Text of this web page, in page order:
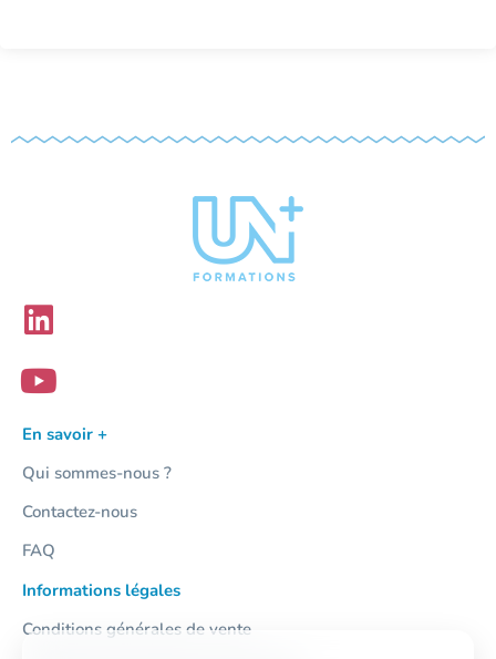
En savoir +
Qui sommes-nous ?
Contactez-nous
FAQ
Informations légales
Conditions générales de vente